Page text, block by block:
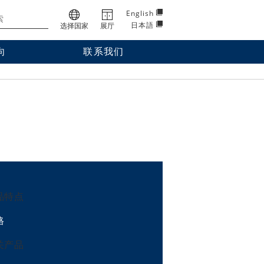
选择国家 展厅
English
日本語
联系我们
特点
产品